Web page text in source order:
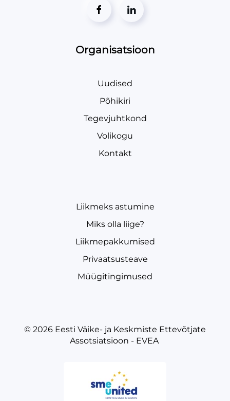
Organisatsioon
Uudised
Põhikiri
Tegevjuhtkond
Volikogu
Kontakt
Liikmeks astumine
Miks olla liige?
Liikmepakkumised
Privaatsusteave
Müügitingimused
© 2026 Eesti Väike- ja Keskmiste Ettevõtjate
Assotsiatsioon - EVEA